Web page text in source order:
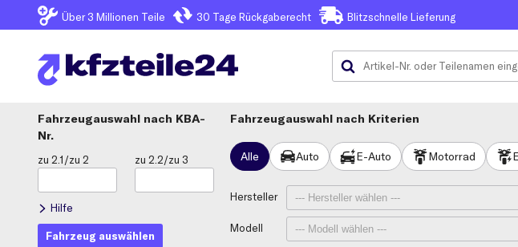
Über 3 Millionen Teile 30 Tage Rückgaberecht Blitzschnelle Lieferung
Fahrzeugauswahl
KBA-
Nr.
zu 2.1/zu 2 zu 2.2/zu 3
Hilfe
Fahrzeug auswählen
Fahrzeugauswahl nach Kriterien
Alle Auto E-Auto Motorrad
Hersteller
Modell